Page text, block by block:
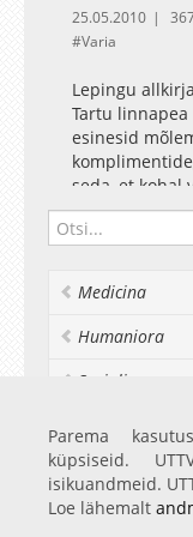
25.05.2010
Varia
Lepingu
Tartu linnapea
esinesid
seda, et kohal
õppeprorektor
Kristjan
meie
peaaegu täies
Medicina
Humaniora
Socialia
Realia et
Ülikoolist veel
Parema
küpsiseid.
isikuandmeid.
Loe lähemalt